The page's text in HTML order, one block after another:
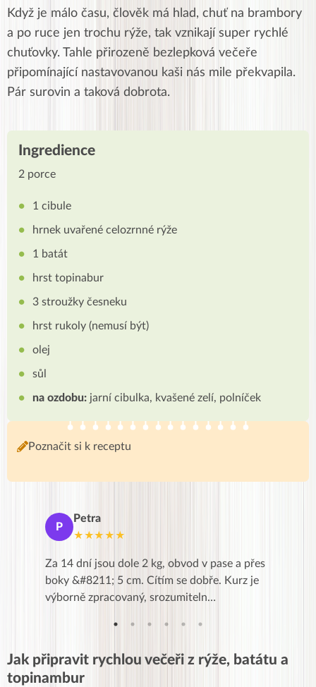
Když je málo času, člověk má hlad, chuť na brambory
a po ruce jen trochu rýže, tak vznikají super rychlé
chuťovky. Tahle přirozeně bezlepková večeře
připomínající nastavovanou kaši nás mile překvapila.
Pár surovin a taková dobrota.
Ingredience
2 porce
1 cibule
hrnek uvařené celozrnné rýže
1 batát
hrst topinabur
3 stroužky česneku
hrst rukoly (nemusí být)
olej
sůl
na ozdobu: jarní cibulka, kvašené zelí, polníček
Poznačit si k receptu
P
Petra
★★★★★
Za 14 dní jsou dole 2 kg, obvod v pase a přes
boky &#8211; 5 cm. Cítím se dobře. Kurz je
výborně zpracovaný, srozumiteln…
Jak připravit rychlou večeři z rýže, batátu a
topinambur